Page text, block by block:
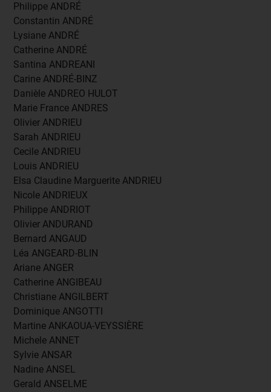
Philippe ANDRÉ
Constantin ANDRÉ
Lysiane ANDRÉ
Catherine ANDRÉ
Santina ANDREANI
Carine ANDRÉ-BINZ
Danièle ANDREO HULOT
Marie France ANDRES
Olivier ANDRIEU
Sarah ANDRIEU
Cecile ANDRIEU
Louis ANDRIEU
Elsa Claudine Marguerite ANDRIEU
Nicole ANDRIEUX
Philippe ANDRIOT
Olivier ANDURAND
Bernard ANGAUD
Léa ANGEARD-BLIN
Ariane ANGER
Catherine ANGIBEAU
Christiane ANGILBERT
Dominique ANGOTTI
Martine ANKAOUA-VEYSSIÈRE
Michele ANNET
Sylvie ANSAR
Nadine ANSEL
Gerald ANSELME